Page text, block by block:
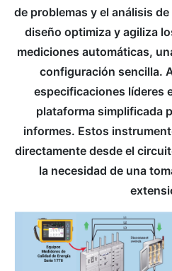
de problemas y el análisis
diseño optimiza y agiliza
mediciones automáticas,
configuración sencilla.
especificaciones líderes
plataforma simplificada
informes. Estos
directamente desde el
la necesidad de una